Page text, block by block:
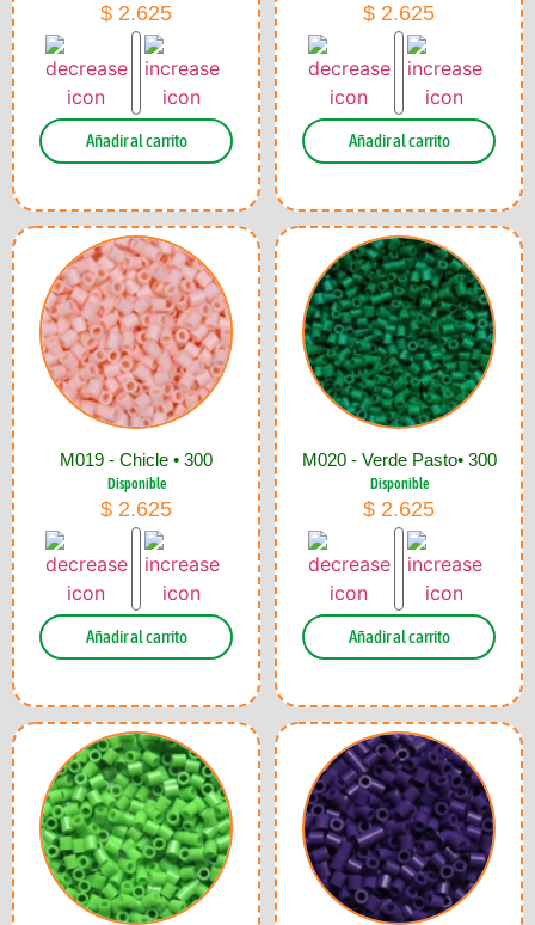
$ 2.625
Añadir al carrito
$ 2.625
Añadir al carrito
M019 - Chicle • 300
Disponible
$ 2.625
Añadir al carrito
M020 - Verde Pasto• 300
Disponible
$ 2.625
Añadir al carrito